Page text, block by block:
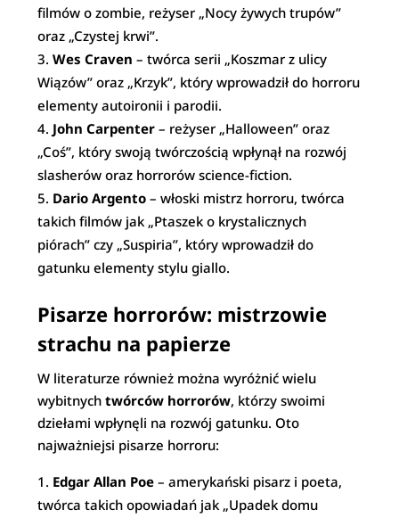
filmów o zombie, reżyser „Nocy żywych trupów”
oraz „Czystej krwi”.
Wes Craven – twórca serii „Koszmar z ulicy
Wiązów” oraz „Krzyk”, który wprowadził do horroru
elementy autoironii i parodii.
John Carpenter – reżyser „Halloween” oraz
„Coś”, który swoją twórczością wpłynął na rozwój
slasherów oraz horrorów science-fiction.
Dario Argento – włoski mistrz horroru, twórca
takich filmów jak „Ptaszek o krystalicznych
piórach” czy „Suspiria”, który wprowadził do
gatunku elementy stylu giallo.
Pisarze horrorów: mistrzowie
strachu na papierze
W literaturze również można wyróżnić wielu
wybitnychtwórców horrorów, którzy swoimi
dziełami wpłynęli na rozwój gatunku. Oto
najważniejsi pisarze horroru:
Edgar Allan Poe – amerykański pisarz i poeta,
twórca takich opowiadań jak „Upadek domu